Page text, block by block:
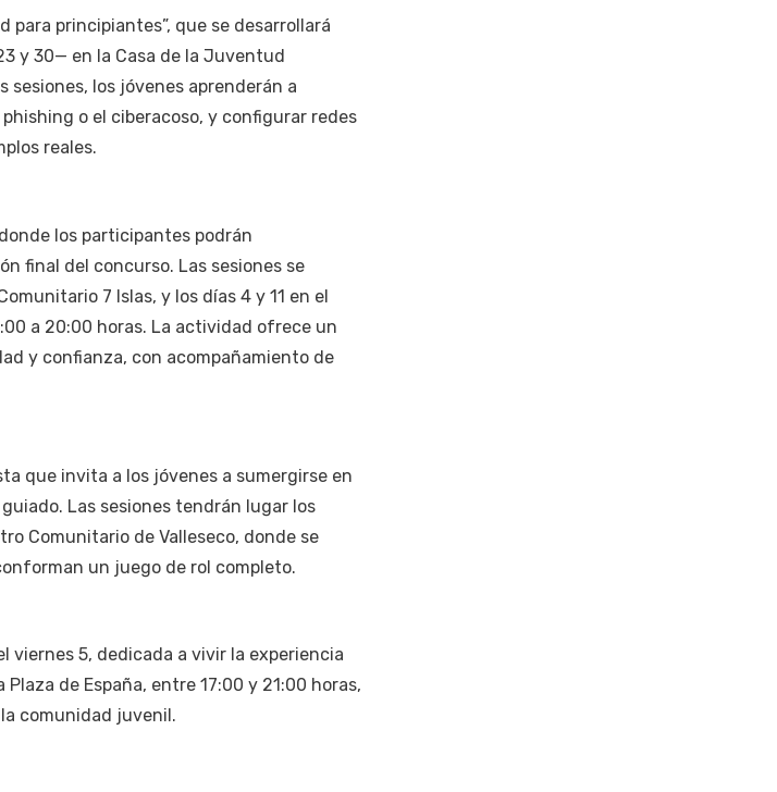
para principiantes”, que se desarrollará
y 30— en la Casa de la Juventud
sesiones, los jóvenes aprenderán a
o el ciberacoso, y configurar redes
reales.
los participantes podrán
final del concurso. Las sesiones se
7 Islas, y los días 4 y 11 en el
a 20:00 horas. La actividad ofrece un
y confianza, con acompañamiento de
que invita a los jóvenes a sumergirse en
Las sesiones tendrán lugar los
Comunitario de Valleseco, donde se
un juego de rol completo.
viernes 5, dedicada a vivir la experiencia
de España, entre 17:00 y 21:00 horas,
comunidad juvenil.